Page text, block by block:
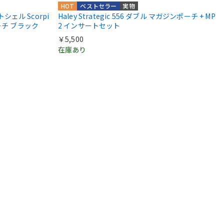
シェル Scorpi
ブラック
実物
ベストセラー
HOT
Haley Strategic 556 ダブル マガジンポーチ + MP
2 インサートセット
￥5,500
在庫あり